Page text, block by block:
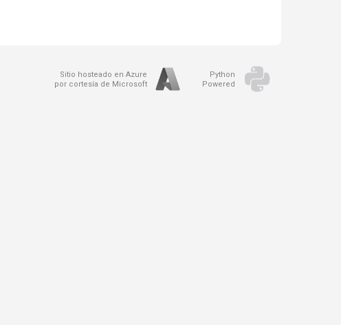
Sitio hosteado en Azure
por cortesía de Microsoft
Python
Powered